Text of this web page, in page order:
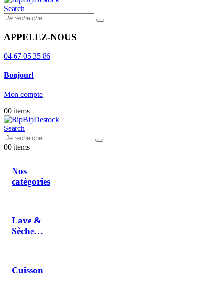
Search
APPELEZ-NOUS
04 67 05 35 86
Bonjour!
Mon compte
00 items
Search
00 items
Nos
catégories
Lave &
Sèche
Cuisson